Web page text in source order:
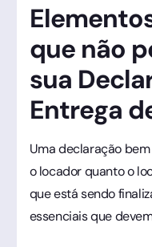
que não
sua
Entrega
Uma declaração
o locador quanto o
que está sendo
essenciais que